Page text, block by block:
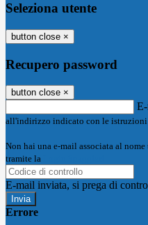
Seleziona utente
button close ×
Recupero password
button close ×
all'indirizzo indicato con le istruzioni
Non hai una e-mail associata al
tramite la
E-mail inviata, si prega di
Errore